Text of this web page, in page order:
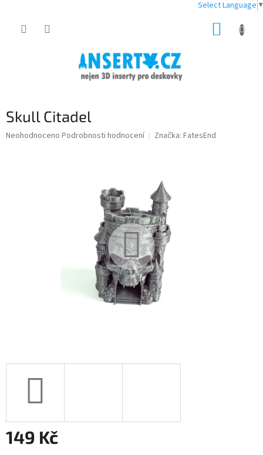
Select Language ▼
Skull Citadel
Průměrné
Neohodnoceno Podrobnosti hodnocení Značka: FatesEnd
149 Kč